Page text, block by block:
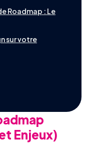
Roadmap : Le
sur votre
Enjeux)